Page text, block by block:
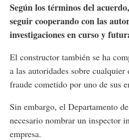
Según los términos del
seguir cooperando con las
investigaciones en curso y
El constructor también se ha
a las autoridades sobre cualquier
fraude cometido por uno de sus
Sin embargo, el Departamento
necesario nombrar un inspector
empresa.